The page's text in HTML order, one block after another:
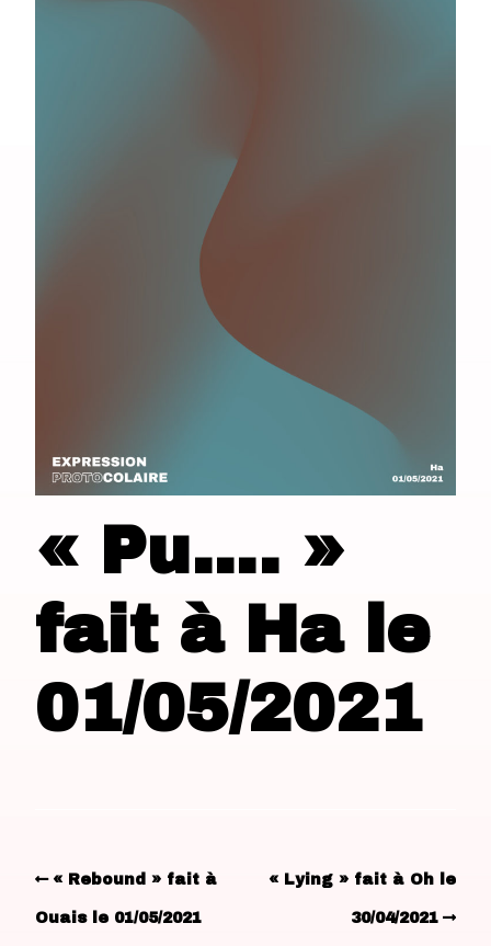
« Pu…. »
fait à Ha le
01/05/2021
« Rebound » fait à
Ouais le 01/05/2021
« Lying » fait à Oh le
30/04/2021